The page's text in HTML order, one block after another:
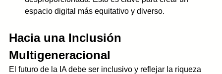
espacio digital más equitativo y diverso.
Hacia una Inclusión
Multigeneracional
El futuro de la IA debe ser inclusivo y reflejar la riqueza